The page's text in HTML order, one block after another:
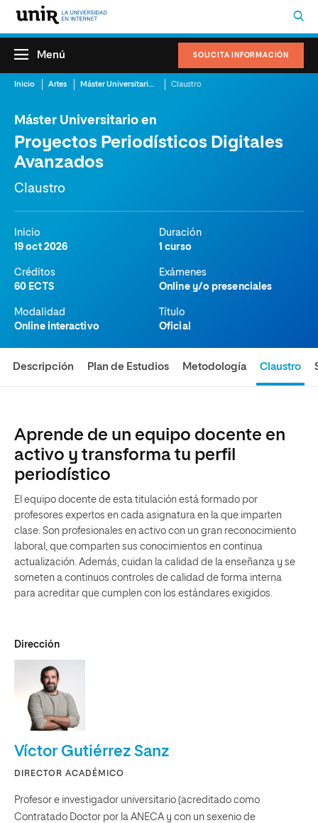
SOLICITA INFORMACIÓN
Menú
Inicio Artes Máster Universitario en Proyectos Periodísticos Digitales Avanzados Claustro
Máster Universitario en
Proyectos Periodísticos Digitales
Avanzados
Claustro
Inicio
19 oct 2026
Duración
1 curso
Créditos
60 ECTS
Exámenes
Online y/o presenciales
Modalidad
Online interactivo
Título
Oficial
Descripción Plan de Estudios Metodología Claustro
Aprende de un equipo docente en
activo y transforma tu perfil
periodístico
El equipo docente de esta titulación está formado por
profesores expertos en cada asignatura en la que imparten
clase. Son profesionales en activo con un gran reconocimiento
laboral, que comparten sus conocimientos en continua
actualización. Además, cuidan la calidad de la enseñanza y se
someten a continuos controles de calidad de forma interna
para acreditar que cumplen con los estándares exigidos.
Dirección
Víctor Gutiérrez Sanz
DIRECTOR ACADÉMICO
Profesor e investigador universitario (acreditado como
Contratado Doctor por la ANECA y con un sexenio de